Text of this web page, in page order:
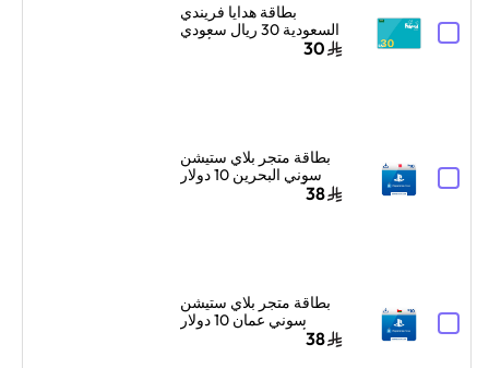
بطاقة هدايا فريندي
السعودية 30 ريال سعودي
30
بطاقة متجر بلاي ستيشن
سوني البحرين 10 دولار
38
بطاقة متجر بلاي ستيشن
سوني عمان 10 دولار
38